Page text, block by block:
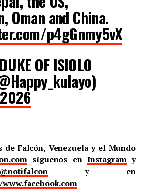
Oman and China.
p4gGnmy5vX
OF ISIOLO
de Falcón, Venezuela y el Mundo
síguenos en Instagramy
@notifalcony en